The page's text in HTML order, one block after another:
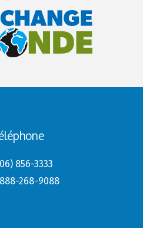
856-3333
268-9088